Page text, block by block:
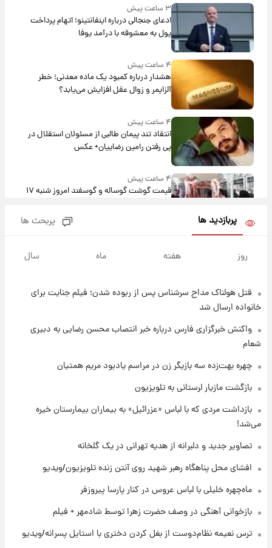
۳ ساعت پیش
ادعای جنجالی درباره اینفانتینو؛ اتهام پرداخت
پول به معشوقه با درآمد یوفا
۴ ساعت پیش
هشدار درباره کمبود یک ماده معدنی؛ خطر
آلزایمر و زوال عقل افزایش می‌یابد؟
۴ ساعت پیش
انتقاد تند پیمان طالبی از مسئولان استقلال در
پی رفتن رامین رضاییان+ عکس
۴ ساعت پیش
قیمت گوشت گوساله و گوسفند امروز شنبه ۱۷
شوید+ فیلم
۵ ساعت پیش
قیمت محصولات ایران‌خودرو و سایپا امروز شنبه
۱۷ مرداد ۱۴۰۵
۱۹ ساعت پیش
۲۰ ساعت پیش
بازیکن به درد نخور استقلال با مقصد اروپا این
تیم را ترک کرد!
تصاویر کمتر دیده‌شده از شهیدان حاجی‌زاده و
پربازدید ها پربحث ها
روز هفته ماه سال
قتل هولناک مداح سرشناس پس از ربوده شدن؛ فیلم جنایت برای
خانواده ارسال شد
واکنش خبرگزاری فارس درباره خبر انتصاب محسن رضایی به دبیری
شعام
چهره بهت‌زده سه بازیگر زن در مراسم یادبود مریم همتیان
بازگشت مازیار لرستانی به تلویزیون
بازداشت مردی که با لباس «عزرائیل» به بیماران بیمارستان خیره
می‌شد!
تصاویر جدید و دلبرانه از هدیه تهرانی در یک گلخانه
افشای محل پناهگاه‌ رهبر شهید روی آنتن زنده تلویزیون/ویدیو
ماه‌چهره خلیلی با لباس عروس در کنار پارسا پیروزفر
بازخوانی آهنگی در وصف حضرت زهرا توسط شادمهر + فیلم
ترس نعیمه نظام‌دوست از بغل کردن دختری با استایل پسرانه/ویدیو